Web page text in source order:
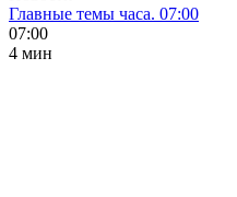
Главные темы часа. 07:00
07:00
4 мин